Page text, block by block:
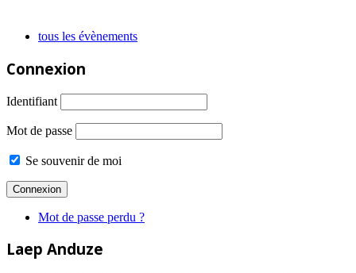
tous les évènements
Connexion
Identifiant
Mot de passe
Se souvenir de moi
Mot de passe perdu ?
Laep Anduze